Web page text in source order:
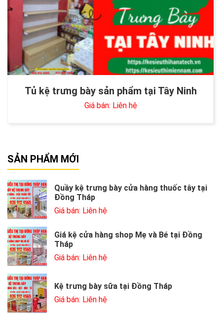
Tủ kệ trưng bày sản phẩm tại Tây Ninh
Giá bán: Liên hệ
SẢN PHẨM MỚI
Quầy kệ trưng bày cửa hàng thuốc tây tại
Đồng Tháp
Giá bán: Liên hệ
Giá kệ cửa hàng shop Mẹ và Bé tại Đồng
Tháp
Giá bán: Liên hệ
Kệ trưng bày sữa tại Đồng Tháp
Giá bán: Liên hệ